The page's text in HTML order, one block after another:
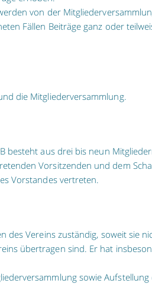
von der
Fällen Beiträge ganz oder
die Mitgliederversammlung.
besteht aus drei bis neun
Vorsitzenden und dem
Vorstandes vertreten.
des Vereins zuständig, soweit sie
übertragen sind. Er hat
sowie Aufstellung